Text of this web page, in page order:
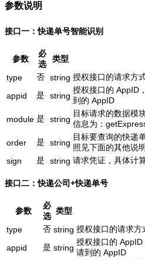
参数说明
接口一：快递单号智能识别
参数
必
选
类型
type
否 string 授权接口的请求方
appid
是 string
授权接口的 AppID
到的 AppID
module 是 string
目标请求的数据模
信息为：
order
是 string
目标要查询的快递
照见下面的其他说明
sign
是 string 请求凭证，具体计
接口二：快递公司+快递单号
参数
必
选
类型
type
否 string 授权接口的请求方
appid
是 string
授权接口的
请到的 AppID